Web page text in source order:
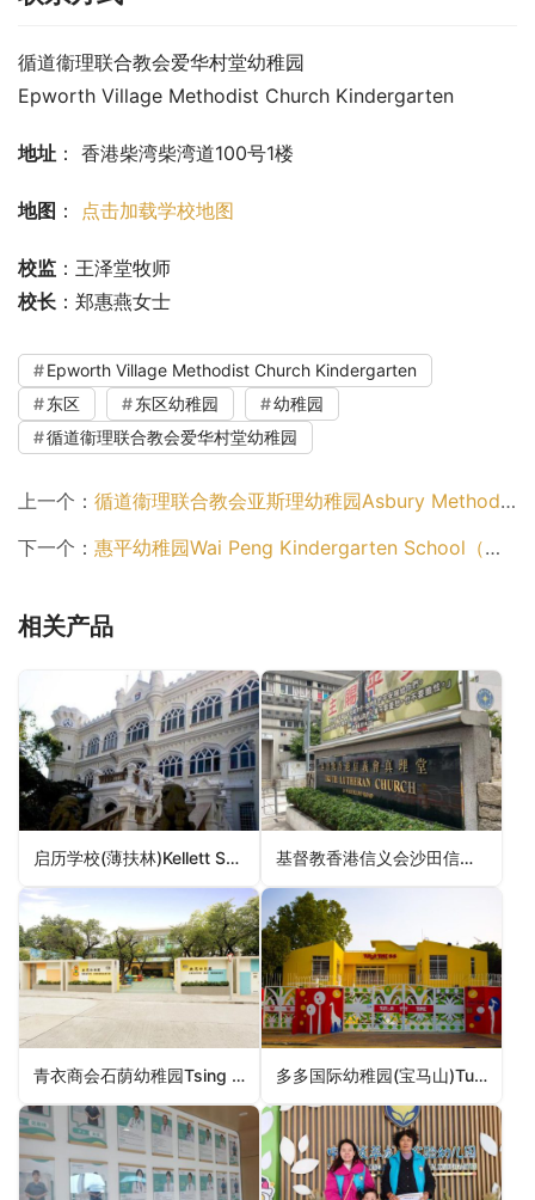
循道衞理联合教会爱华村堂幼稚园
Epworth Village Methodist Church Kindergarten
地址 ： 香港柴湾柴湾道100号1楼
地图 ： 点击加载学校地图
校监 ：王泽堂牧师
校长 ：郑惠燕女士
Epworth Village Methodist Church Kindergarten
东区
东区幼稚园
幼稚园
循道衞理联合教会爱华村堂幼稚园
上一个： 循道衞理联合教会亚斯理幼稚园Asbury Methodist Kindergarten（葵青区幼稚园）
下一个： 惠平幼稚园Wai Peng Kindergarten School（离岛区幼稚园）
相关产品
启历学校(薄扶林)Kellett School (Pok Fu Lam Campus)（南区幼稚园） 基督教香港信义会沙田信义幼稚园ELCHK Shatin Lutheran Kindergarten（沙田区幼稚园）
青衣商会石荫幼稚园Tsing Yi Trade Association Shek Yam Kindergarten（葵青区幼稚园） 多多国际幼稚园(宝马山)Tutor Time International Kindergarten (Braemar Hill)（东区幼稚园）